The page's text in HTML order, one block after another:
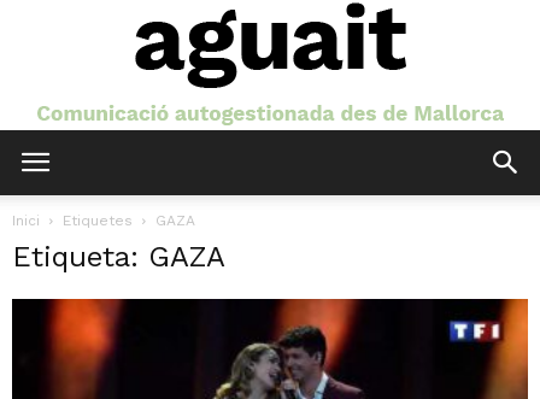
Inici Etiquetes GAZA
Etiqueta: GAZA